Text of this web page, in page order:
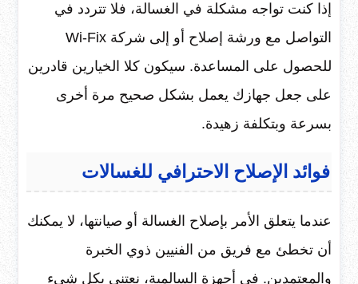
إذا كنت تواجه مشكلة في الغسالة، فلا تتردد في
التواصل مع ورشة إصلاح أو إلى شركة Wi-Fix
للحصول على المساعدة. سيكون كلا الخيارين قادرين
على جعل جهازك يعمل بشكل صحيح مرة أخرى
بسرعة وبتكلفة زهيدة.
فوائد الإصلاح الاحترافي للغسالات
عندما يتعلق الأمر بإصلاح الغسالة أو صيانتها، لا يمكنك
أن تخطئ مع فريق من الفنيين ذوي الخبرة
والمعتمدين. في أجهزة السالمية، نعتني بكل شيء